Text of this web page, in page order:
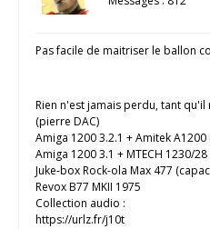
Pas facile de maitriser le ballon
Rien n'est jamais perdu, tant
(pierre DAC)
Amiga 1200 3.2.1 + Amitek A1200
Amiga 1200 3.1 + MTECH 1230/28
Juke-box Rock-ola Max 477
Revox B77 MKII 1975
Collection audio :
https://urlz.fr/j10t